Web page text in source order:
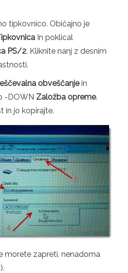
tipkovnico. Običajno je
In poklical
PS/2. Kliknite nanj z desnim
obveščanjein
-DOWN Založba opreme.
in jo kopirajte.
morete zapreti, nenadoma